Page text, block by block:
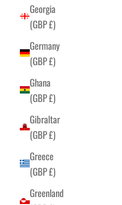
Georgia
(GBP £)
Germany
(GBP £)
Ghana
(GBP £)
Gibraltar
(GBP £)
Greece
(GBP £)
Greenland